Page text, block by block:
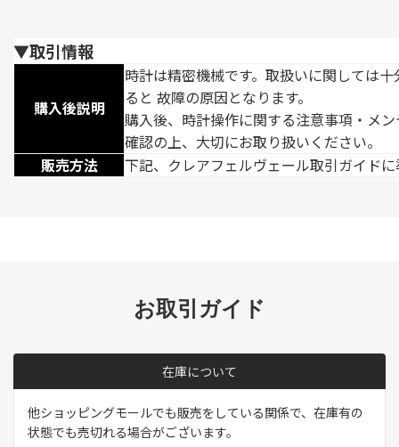
▼取引情報
購入後説明
時計は精密機械です。取扱いに関しては
ると 故障の原因となります。
購入後、時計操作に関する注意事項・メ
確認の上、大切にお取り扱いください。
販売方法
下記、クレアフェルヴェール取引ガイド
お取引ガイド
在庫について
他ショッピングモールでも販売をしている関係で、在庫有の
状態でも売切れる場合がございます。